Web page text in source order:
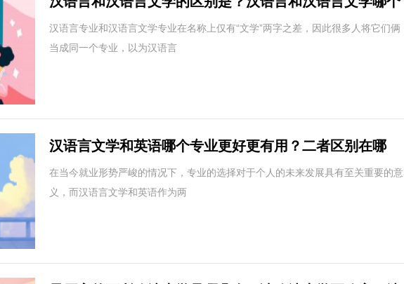
好就业？
汉语言专业和汉语言文学专业在名称上仅有“文学”两字之差，因此很多人将它们俩
当成同一个专业，以为汉语言
汉语言文学和英语哪个专业更好更有用？二者区别在哪
呢？
在当今就业形势严峻的情况下，专业的选择对于个人的未来发展具有至关重要的意
义，而汉语言文学和英语作为两